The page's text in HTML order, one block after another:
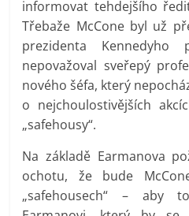
informovat tehdejšího
Třebaže McCone byl už
prezidenta Kennedyho
nepovažoval sveřepý
nového šéfa, který
o nejchoulostivějších
„safehousy“.
Na základě Earmanova
ochotu, že bude
„safehousech“ – aby